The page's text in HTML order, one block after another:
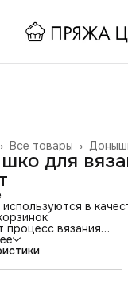
Все товары ›
›
для
в
процесс вязания
ровнее и
расход пряжи